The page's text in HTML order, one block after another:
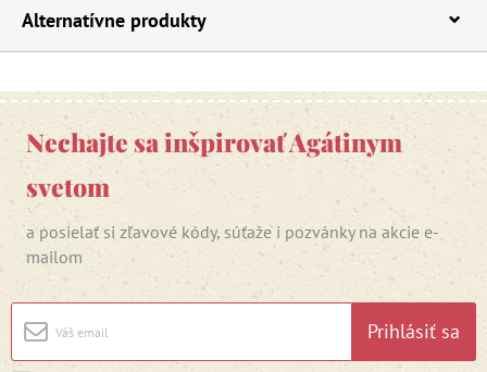
Alternatívne produkty
Nechajte sa inšpirovať Agátinym
svetom
a posielať si zľavové kódy, súťaže i pozvánky na akcie e-
mailom
Prihlásiť sa